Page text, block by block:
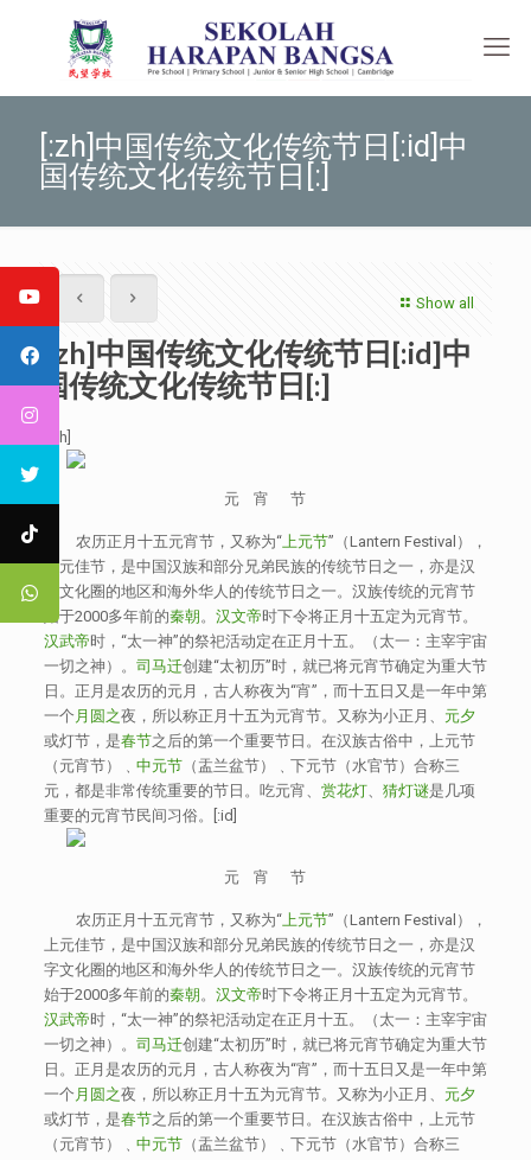
[:zh]中国传统文化传统节日[:id]中
国传统文化传统节日[:]
Show all
[:zh]中国传统文化传统节日[:id]中
国传统文化传统节日[:]
[:zh]
元 宵 节
农历正月十五元宵节，又称为“上元节”（Lantern Festival），
上元佳节，是中国汉族和部分兄弟民族的传统节日之一，亦是汉
字文化圈的地区和海外华人的传统节日之一。汉族传统的元宵节
始于2000多年前的秦朝。 汉文帝时下令将正月十五定为元宵节。
汉武帝时，“太一神”的祭祀活动定在正月十五。（太一：主宰宇宙
一切之神）。 司马迁创建“太初历”时，就已将元宵节确定为重大节
日。正月是农历的元月，古人称夜为“宵”，而十五日又是一年中第
一个 月圆之夜，所以称正月十五为元宵节。又称为小正月、 元夕
或灯节，是春节之后的第一个重要节日。在汉族古俗中，上元节
（元宵节）﹑ 中元节（盂兰盆节）﹑下元节（水官节）合称三
元，都是非常传统重要的节日。吃元宵、 赏花灯、 猜灯谜是几项
重要的元宵节民间习俗。[:id]
元 宵 节
农历正月十五元宵节，又称为“上元节”（Lantern Festival），
上元佳节，是中国汉族和部分兄弟民族的传统节日之一，亦是汉
字文化圈的地区和海外华人的传统节日之一。汉族传统的元宵节
始于2000多年前的秦朝。 汉文帝时下令将正月十五定为元宵节。
汉武帝时，“太一神”的祭祀活动定在正月十五。（太一：主宰宇宙
一切之神）。 司马迁创建“太初历”时，就已将元宵节确定为重大节
日。正月是农历的元月，古人称夜为“宵”，而十五日又是一年中第
一个 月圆之夜，所以称正月十五为元宵节。又称为小正月、 元夕
或灯节，是春节之后的第一个重要节日。在汉族古俗中，上元节
（元宵节）﹑ 中元节（盂兰盆节）﹑下元节（水官节）合称三